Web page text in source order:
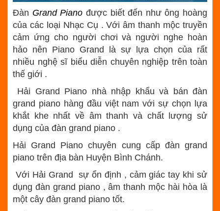
Đàn Grand Piano được biết đến như ông hoàng
của các loại Nhạc Cụ . Với âm thanh mộc truyền
cảm ứng cho người chơi và người nghe hoàn
hảo nên Piano Grand là sự lựa chọn của rất
nhiều nghệ sĩ biểu diễn chuyên nghiệp trên toàn
thế giới .
Hải Grand Piano nhà nhập khẩu và bán đàn
grand piano hàng đầu việt nam với sự chọn lựa
khắt khe nhất về âm thanh và chất lượng sử
dụng của đàn grand piano .
Hải Grand Piano chuyên cung cấp đàn grand
piano trên địa bàn Huyện Bình Chánh.
Với Hải Grand sự ổn định , cảm giác tay khi sử
dụng đàn grand piano , âm thanh mộc hài hòa là
một cây đàn grand piano tốt.